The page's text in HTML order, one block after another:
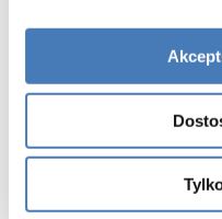
skrzydeł, a przesuwna
To rozwiązanie doskonałe
Montaż dopasowany do potrzeb
Drzwi można zamontować
posadzce z odwodnieniem
instalację i pozwalają na